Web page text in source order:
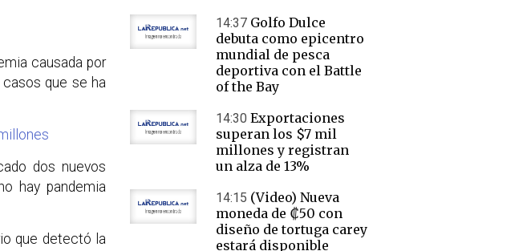
causada por
que se ha
dos nuevos
hay pandemia
que detectó la
14:37 Golfo Dulce
debuta como epicentro
mundial de pesca
deportiva con el Battle
of the Bay
14:30 Exportaciones
superan los $7 mil
millones y registran
un alza de 13%
14:15 (Video) Nueva
moneda de ₡50 con
diseño de tortuga carey
estará disponible